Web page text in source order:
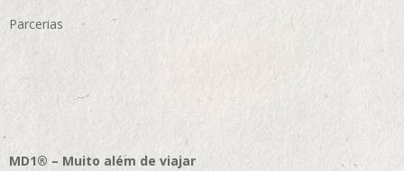
Parcerias
MD1® – Muito além de viajar